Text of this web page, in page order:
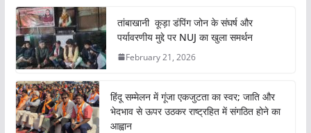
o
k
p
तांबाखानी कूड़ा डंपिंग जोन के संघर्ष और
पर्यावरणीय मुद्दे पर NUJ का खुला समर्थन
February 21, 2026
हिंदू सम्मेलन में गूंजा एकजुटता का स्वर; जाति और
भेदभाव से ऊपर उठकर राष्ट्रहित में संगठित होने का
आह्वान